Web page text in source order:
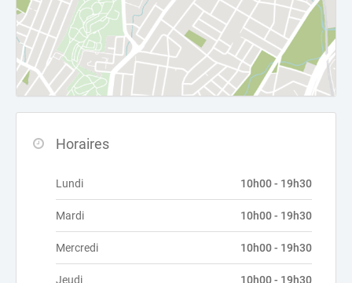
Horaires
Lundi 10h00 - 19h30
Mardi 10h00 - 19h30
Mercredi 10h00 - 19h30
Jeudi 10h00 - 19h30